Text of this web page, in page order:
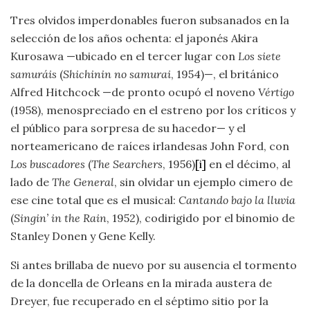
Tres olvidos imperdonables fueron subsanados en la
selección de los años ochenta: el japonés Akira
Kurosawa —ubicado en el tercer lugar con Los siete
samuráis (Shichinin no samurai, 1954)—, el británico
Alfred Hitchcock —de pronto ocupó el noveno Vértigo
(1958), menospreciado en el estreno por los críticos y
el público para sorpresa de su hacedor— y el
norteamericano de raíces irlandesas John Ford, con
Los buscadores (The Searchers, 1956)[i] en el décimo, al
lado de The General, sin olvidar un ejemplo cimero de
ese cine total que es el musical: Cantando bajo la lluvia
(Singin’ in the Rain, 1952), codirigido por el binomio de
Stanley Donen y Gene Kelly.
Si antes brillaba de nuevo por su ausencia el tormento
de la doncella de Orleans en la mirada austera de
Dreyer, fue recuperado en el séptimo sitio por la